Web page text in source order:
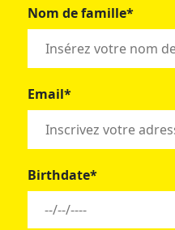
Nom de famille*
Email*
Birthdate*